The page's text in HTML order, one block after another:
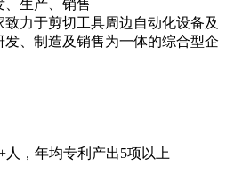
生产、销售
力于剪切工具周边自动化设备及
、制造及销售为一体的综合型企
人，年均专利产出5项以上